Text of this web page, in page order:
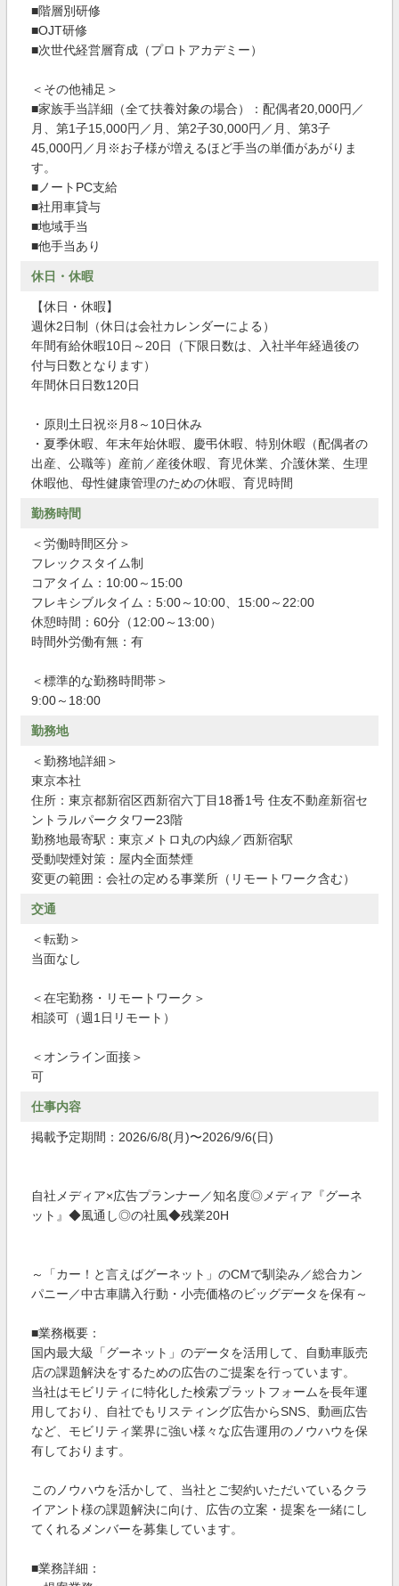
■階層別研修
■OJT研修
■次世代経営層育成（プロトアカデミー）
＜その他補足＞
■家族手当詳細（全て扶養対象の場合）：配偶者20,000円／
月、第1子15,000円／月、第2子30,000円／月、第3子
45,000円／月※お子様が増えるほど手当の単価があがりま
す。
■ノートPC支給
■社用車貸与
■地域手当
■他手当あり
休日・休暇
【休日・休暇】
週休2日制（休日は会社カレンダーによる）
年間有給休暇10日～20日（下限日数は、入社半年経過後の
付与日数となります）
年間休日日数120日
・原則土日祝※月8～10日休み
・夏季休暇、年末年始休暇、慶弔休暇、特別休暇（配偶者の
出産、公職等）産前／産後休暇、育児休業、介護休業、生理
休暇他、母性健康管理のための休暇、育児時間
勤務時間
＜労働時間区分＞
フレックスタイム制
コアタイム：10:00～15:00
フレキシブルタイム：5:00～10:00、15:00～22:00
休憩時間：60分（12:00～13:00）
時間外労働有無：有
＜標準的な勤務時間帯＞
9:00～18:00
勤務地
＜勤務地詳細＞
東京本社
住所：東京都新宿区西新宿六丁目18番1号 住友不動産新宿セ
ントラルパークタワー23階
勤務地最寄駅：東京メトロ丸の内線／西新宿駅
受動喫煙対策：屋内全面禁煙
変更の範囲：会社の定める事業所（リモートワーク含む）
交通
＜転勤＞
当面なし
＜在宅勤務・リモートワーク＞
相談可（週1日リモート）
＜オンライン面接＞
可
仕事内容
掲載予定期間：2026/6/8(月)〜2026/9/6(日)
自社メディア×広告プランナー／知名度◎メディア『グーネ
ット』◆風通し◎の社風◆残業20H
～「カー！と言えばグーネット」のCMで馴染み／総合カン
パニー／中古車購入行動・小売価格のビッグデータを保有～
■業務概要：
国内最大級「グーネット」のデータを活用して、自動車販売
店の課題解決をするための広告のご提案を行っています。
当社はモビリティに特化した検索プラットフォームを長年運
用しており、自社でもリスティング広告からSNS、動画広告
など、モビリティ業界に強い様々な広告運用のノウハウを保
有しております。
このノウハウを活かして、当社とご契約いただいているクラ
イアント様の課題解決に向け、広告の立案・提案を一緒にし
てくれるメンバーを募集しています。
■業務詳細：